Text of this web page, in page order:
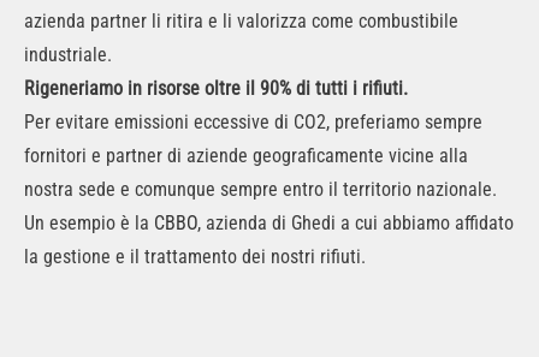
azienda partner li ritira e li valorizza come combustibile
industriale.
Rigeneriamo in risorse oltre il 90% di tutti i rifiuti.
Per evitare emissioni eccessive di CO2, preferiamo sempre
fornitori e partner di aziende geograficamente vicine alla
nostra sede e comunque sempre entro il territorio nazionale.
Un esempio è la CBBO, azienda di Ghedi a cui abbiamo affidato
la gestione e il trattamento dei nostri rifiuti.